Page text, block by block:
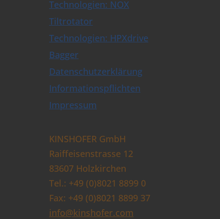
Technologien: NOX
Tiltrotator
Technologien: HPXdrive
Bagger
Datenschutzerklärung
Informationspflichten
Impressum
KINSHOFER GmbH
Raiffeisenstrasse 12
83607 Holzkirchen
Tel.: +49 (0)8021 8899 0
Fax: +49 (0)8021 8899 37
info@kinshofer.com